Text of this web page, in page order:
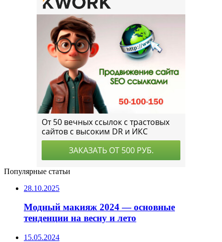
Популярные статьи
28.10.2025
Модный макияж 2024 — основные
тенденции на весну и лето
15.05.2024